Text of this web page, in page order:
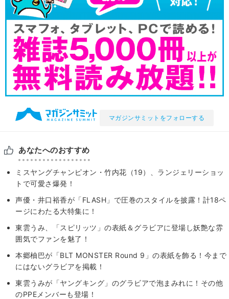
マガジンサミットをフォローする
あなたへのおすすめ
ミスヤングチャンピオン・竹内花（19）、ランジェリーショッ
トで可愛さ爆発！
声優・井口裕香が「FLASH」で圧巻のスタイルを披露！計18ペ
ージにわたる大特集に！
東雲うみ、「スピリッツ」の表紙＆グラビアに登場し妖艶な雰
囲気でファンを魅了！
本郷柚巴が「BLT MONSTER Round 9」の表紙を飾る！今まで
にはないグラビアを掲載！
東雲うみが「ヤングキング」のグラビアで泡まみれに！その他
のPPEメンバーも登場！